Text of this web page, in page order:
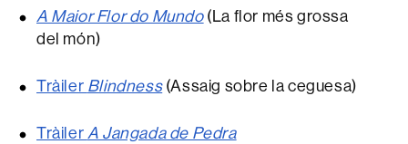
A Maior Flor do Mundo(La flor més grossa
del món)
Tràiler Blindness(Assaig sobre la ceguesa)
TràilerA Jangada de Pedra